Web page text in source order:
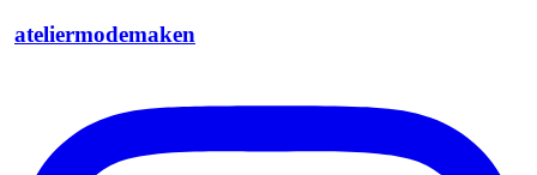
ateliermodemaken